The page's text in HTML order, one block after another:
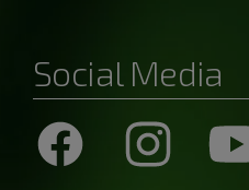
Social Media